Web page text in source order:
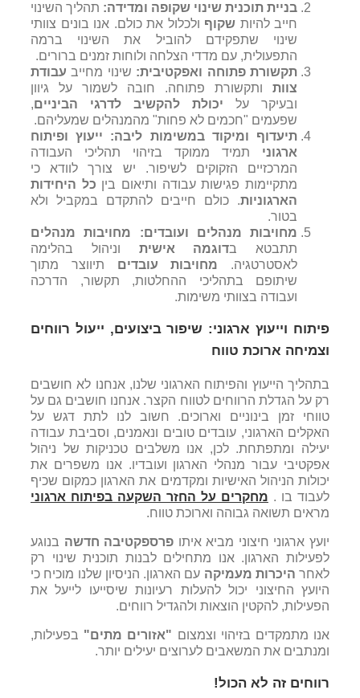
בניית תוכנית שינוי שקופה ומדידה: תהליך השינוי
חייב להיות שקוף ולכלול את כולם. אנו בונים צוותי
שינוי שתפקידם להוביל את השינוי ברמה
התפעולית, עם מדדי הצלחה ולוחות זמנים ברורים.
תקשורת פתוחה ואפקטיבית: שינוי מחייב עבודת
צוות ותקשורת פתוחה. חובה לשמור על גיוון
ובעיקר על יכולת להקשיב לדרגי הביניים,
שפעמים "חכמים לא פחות" מהמנהלים שמעליהם.
תיעדוף ומיקוד במשימות ליבה:
ייעוץ ופיתוח
ארגוני תמיד ממוקד בזיהוי תהליכי העבודה
המרכזיים הזקוקים לשיפור. יש צורך לוודא כי
מתקיימות פגישות עבודה ותיאום בין כל היחידות
הארגוניות. כולם חייבים להתקדם במקביל ולא
בטור.
מחויבות מנהלים ועובדים:
מחויבות מנהלים
תתבטא בדוגמה אישית וניהול בהלימה
לאסטרטגיה. מחויבות עובדים תיווצר מתוך
שיתופם בתהליכי ההחלטות, תקשור, הדרכה
ועבודה בצוותי משימות.
פיתוח וייעוץ ארגוני: שיפור ביצועים, ייעול רווחים
וצמיחה ארוכת טווח
בתהליך הייעוץ והפיתוח הארגוני שלנו, אנחנו לא חושבים
רק על הגדלת הרווחים לטווח הקצר. אנחנו חושבים גם על
טווחי זמן בינוניים וארוכים. חשוב לנו לתת דגש על
האקלים הארגוני, עובדים טובים ונאמנים, וסביבת עבודה
יעילה ומתפתחת. לכן, אנו משלבים טכניקות של ניהול
אפקטיבי עבור מנהלי הארגון ועובדיו. אנו משפרים את
יכולות הניהול האישיות ומקדמים את הארגון כמקום שכיף
לעבוד בו . מחקרים על החזר השקעה בפיתוח ארגוני
מראים תשואה גבוהה וארוכת טווח.
יועץ ארגוני חיצוני מביא איתו פרספקטיבה חדשה בנוגע
לפעילות הארגון. אנו מתחילים לבנות תוכנית שינוי רק
לאחר היכרות מעמיקה עם הארגון. הניסיון שלנו מוכיח כי
היועץ החיצוני יכול להעלות רעיונות שיסייעו לייעל את
הפעילות, להקטין הוצאות ולהגדיל רווחים.
אנו מתמקדים בזיהוי וצמצום "אזורים מתים" בפעילות,
ומנתבים את המשאבים לערוצים יעילים יותר.
רווחים זה לא הכול!